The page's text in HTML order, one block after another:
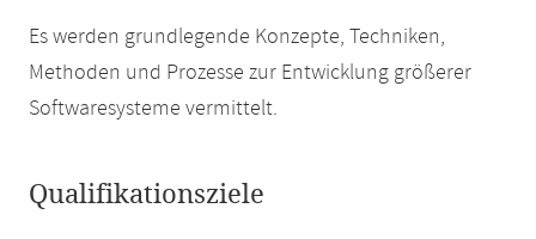
Es werden grundlegende Konzepte, Techniken,
Methoden und Prozesse zur Entwicklung größerer
Softwaresysteme vermittelt.
Qualifikationsziele